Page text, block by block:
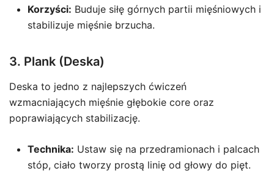
Korzyści: Buduje siłę górnych partii mięśniowych i
stabilizuje mięśnie brzucha.
3. Plank (Deska)
Deska to jedno z najlepszych ćwiczeń
wzmacniających mięśnie głębokie core oraz
poprawiających stabilizację.
Technika: Ustaw się na przedramionach i palcach
stóp, ciało tworzy prostą linię od głowy do pięt.